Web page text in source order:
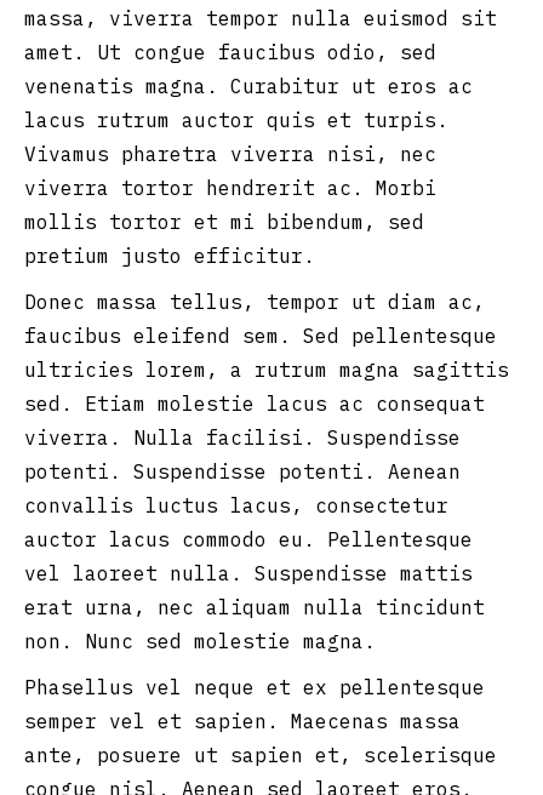
massa, viverra tempor nulla euismod sit
amet. Ut congue faucibus odio, sed
venenatis magna. Curabitur ut eros ac
lacus rutrum auctor quis et turpis.
Vivamus pharetra viverra nisi, nec
viverra tortor hendrerit ac. Morbi
mollis tortor et mi bibendum, sed
pretium justo efficitur.
Donec massa tellus, tempor ut diam ac,
faucibus eleifend sem. Sed pellentesque
ultricies lorem, a rutrum magna sagittis
sed. Etiam molestie lacus ac consequat
viverra. Nulla facilisi. Suspendisse
potenti. Suspendisse potenti. Aenean
convallis luctus lacus, consectetur
auctor lacus commodo eu. Pellentesque
vel laoreet nulla. Suspendisse mattis
erat urna, nec aliquam nulla tincidunt
non. Nunc sed molestie magna.
Phasellus vel neque et ex pellentesque
semper vel et sapien. Maecenas massa
ante, posuere ut sapien et, scelerisque
congue nisl. Aenean sed laoreet eros.